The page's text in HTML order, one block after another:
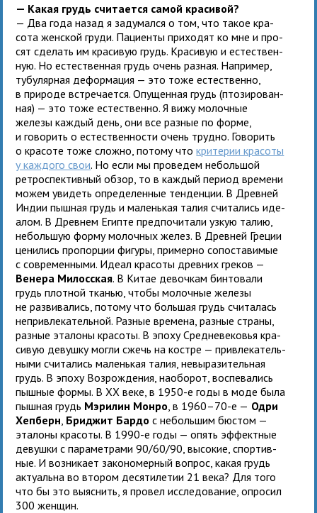
— Какая грудь счи­та­ется самой красивой?
— Два года назад я заду­мался о том, что такое кра­
сота жен­ской груди. Пациенты при­хо­дят ко мне и про­
сят сде­лать им кра­си­вую грудь. Красивую и есте­ствен­
ную. Но есте­ствен­ная грудь очень раз­ная. Например,
тубу­ляр­ная дефор­ма­ция — это тоже есте­ственно,
в при­роде встре­ча­ется. Опущенная грудь (пто­зи­ро­ван­
ная) — это тоже есте­ственно. Я вижу молоч­ные
железы каж­дый день, они все раз­ные по форме,
и гово­рить о есте­ствен­но­сти очень трудно. Говорить
о кра­соте тоже сложно, потому чтокри­те­рии кра­соты
у каж­дого свои. Но если мы про­ве­дем неболь­шой
ретро­спек­тив­ный обзор, то в каж­дый период вре­мени
можем уви­деть опре­де­лен­ные тен­ден­ции. В Древней
Индии пыш­ная грудь и малень­кая талия счи­та­лись иде­
а­лом. В Древнем Египте пред­по­чи­тали узкую талию,
неболь­шую форму молоч­ных желез. В Древней Греции
цени­лись про­пор­ции фигуры, при­мерно сопо­ста­вимые
с совре­мен­ными. Идеал кра­соты древ­них гре­ков —
Венера Милосская. В Китае девоч­кам бин­то­вали
грудь плот­ной тка­нью, чтобы молоч­ные железы
не раз­ви­ва­лись, потому что боль­шая грудь счи­та­лась
непри­вле­ка­тель­ной. Разные вре­мена, раз­ные страны,
раз­ные эта­лоны кра­соты. В эпоху Средневеко­вья кра­
си­вую девушку могли сжечь на костре — при­вле­ка­тель­
ными счи­та­лись малень­кая талия, невы­ра­зи­тель­ная
грудь. В эпоху Возрождения, наобо­рот, вос­пе­ва­лись
пыш­ные формы. В XX веке, в 1950-е годы в моде была
пыш­ная грудь Мэрилин Монро , в 1960–70-е — Одри
Хепберн Бриджит Бардо с неболь­шим бюстом —
эта­лоны кра­соты. В 1990-е годы — опять эффект­ные
девушки с пара­мет­рами 90/60/90, высо­кие, спор­тив­
ные. И воз­ни­кает зако­но­мер­ный вопрос, какая грудь
акту­альна во вто­ром деся­ти­ле­тии 21 века? Для того
что бы это выяс­нить, я про­вел иссле­до­ва­ние, опро­сил
300 жен­щин.